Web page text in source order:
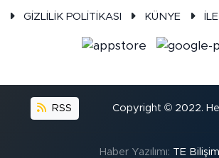
GİZLİLİK POLİTİKASI KÜNYE
RSS Copyright © 2022. Her
Haber Yazılımı: TE Bilişim